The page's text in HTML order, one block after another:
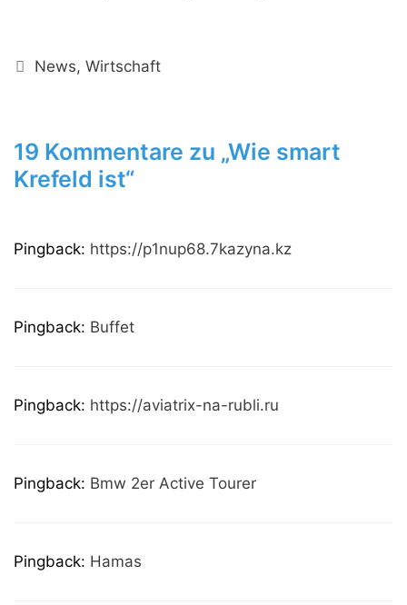
Kategorien
News,Wirtschaft
19 Kommentare zu „Wie smart
Krefeld ist“
Pingback: https://p1nup68.7kazyna.kz
Pingback: Buffet
Pingback: https://aviatrix-na-rubli.ru
Pingback: Bmw 2er Active Tourer
Pingback: Hamas